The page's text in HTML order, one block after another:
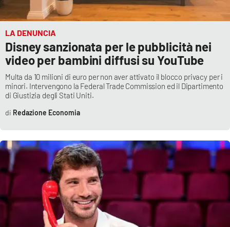
SPECIALI
LA
CALABRIAVISIONE
Destinazioni
Eventi
Food
Storie
LACNETWORK
LA DENUNCIA
Disney sanzionata per le pubblicità nei
video per bambini diffusi su YouTube
Multa da 10 milioni di euro per non aver attivato il blocco privacy per i
minori. Intervengono la Federal Trade Commission ed il Dipartimento
di Giustizia degli Stati Uniti.
Redazione Economia